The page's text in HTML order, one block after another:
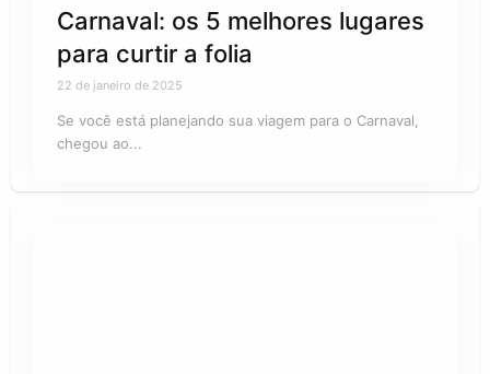
Carnaval: os 5 melhores lugares
para curtir a folia
22 de janeiro de 2025
Se você está planejando sua viagem para o Carnaval,
chegou ao...